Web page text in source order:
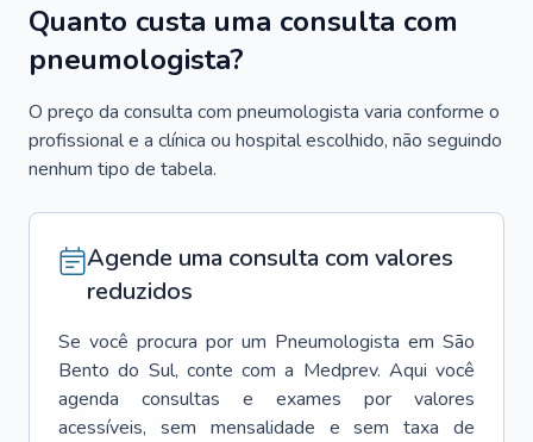
Quanto custa uma consulta com
pneumologista?
O preço da consulta com pneumologista varia conforme o
profissional e a clínica ou hospital escolhido, não seguindo
nenhum tipo de tabela.
Agende uma consulta com valores
reduzidos
Se você procura por um Pneumologista em São
Bento do Sul, conte com a Medprev. Aqui você
agenda consultas e exames por valores
acessíveis, sem mensalidade e sem taxa de